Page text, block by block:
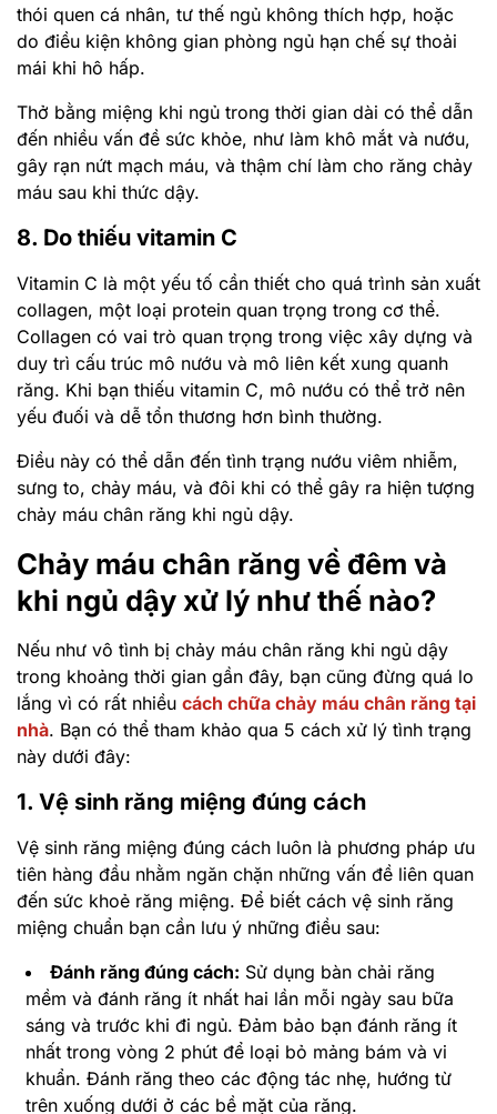
thói quen cá nhân, tư thế ngủ không thích hợp, hoặc
do điều kiện không gian phòng ngủ hạn chế sự thoải
mái khi hô hấp.
Thở bằng miệng khi ngủ trong thời gian dài có thể dẫn
đến nhiều vấn đề sức khỏe, như làm khô mắt và nướu,
gây rạn nứt mạch máu, và thậm chí làm cho răng chảy
máu sau khi thức dậy.
8. Do thiếu vitamin C
Vitamin C là một yếu tố cần thiết cho quá trình sản xuất
collagen, một loại protein quan trọng trong cơ thể.
Collagen có vai trò quan trọng trong việc xây dựng và
duy trì cấu trúc mô nướu và mô liên kết xung quanh
răng. Khi bạn thiếu vitamin C, mô nướu có thể trở nên
yếu đuối và dễ tổn thương hơn bình thường.
Điều này có thể dẫn đến tình trạng nướu viêm nhiễm,
sưng to, chảy máu, và đôi khi có thể gây ra hiện tượng
chảy máu chân răng khi ngủ dậy.
Chảy máu chân răng về đêm và
khi ngủ dậy xử lý như thế nào?
Nếu như vô tình bị chảy máu chân răng khi ngủ dậy
trong khoảng thời gian gần đây, bạn cũng đừng quá lo
lắng vì có rất nhiều cách chữa chảy máu chân răng tại
nhà. Bạn có thể tham khảo qua 5 cách xử lý tình trạng
này dưới đây:
1. Vệ sinh răng miệng đúng cách
Vệ sinh răng miệng đúng cách luôn là phương pháp ưu
tiên hàng đầu nhằm ngăn chặn những vấn đề liên quan
đến sức khoẻ răng miệng. Để biết cách vệ sinh răng
miệng chuẩn bạn cần lưu ý những điều sau:
Đánh răng đúng cách: Sử dụng bàn chải răng
mềm và đánh răng ít nhất hai lần mỗi ngày sau bữa
sáng và trước khi đi ngủ. Đảm bảo bạn đánh răng ít
nhất trong vòng 2 phút để loại bỏ mảng bám và vi
khuẩn. Đánh răng theo các động tác nhẹ, hướng từ
trên xuống dưới ở các bề mặt của răng.